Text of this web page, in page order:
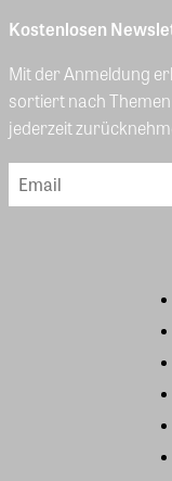
Kostenlosen
Mit der Anmeldung
sortiert nach
jederzeit